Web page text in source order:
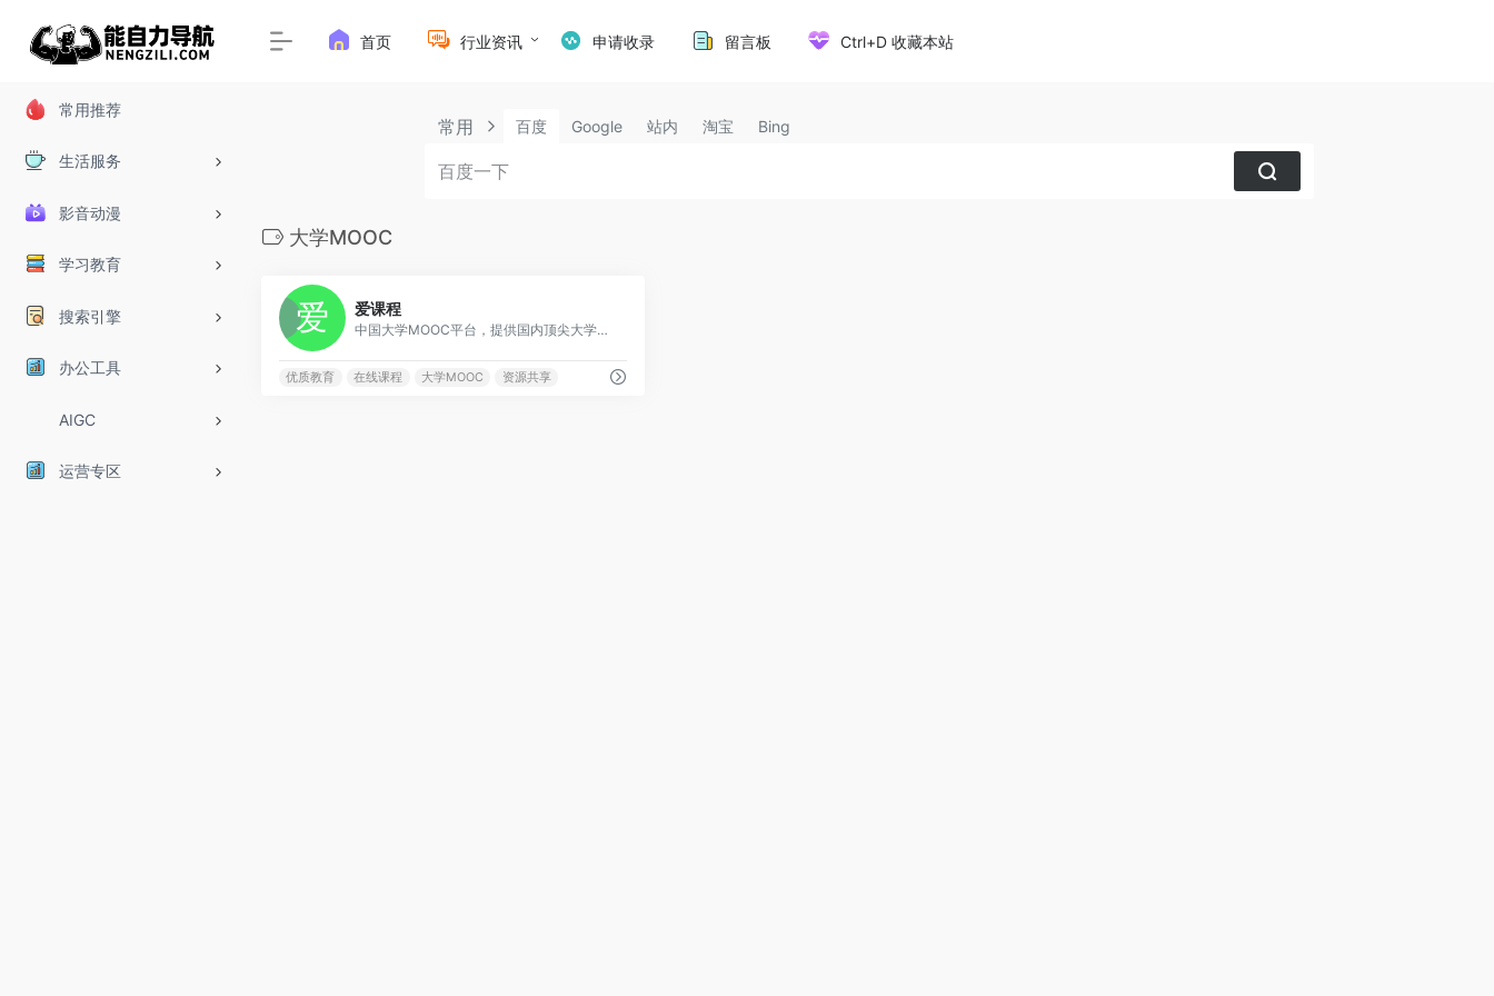
常用推荐
生活服务
影音动漫
学习教育
搜索引擎
办公工具
AIGC
运营专区
首页 行业资讯 申请收录 留言板 Ctrl+D 收藏本站
常用 百度 Google 站内 淘宝 Bing
大学MOOC
爱课程
中国大学MOOC平台，提供国内顶尖大学的优质在线课程
优质教育 在线课程 大学MOOC 资源共享